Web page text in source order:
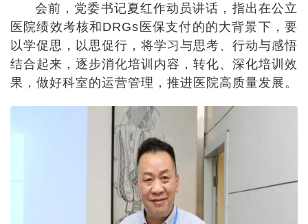
会前，党委书记夏红作动员讲话，指出在公立
医院绩效考核和DRGs医保支付的的大背景下，要
以学促思，以思促行，将学习与思考、行动与感悟
结合起来，逐步消化培训内容，转化、深化培训效
果，做好科室的运营管理，推进医院高质量发展。